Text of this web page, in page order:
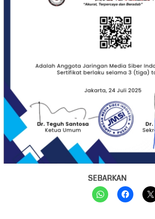
SEBARKAN